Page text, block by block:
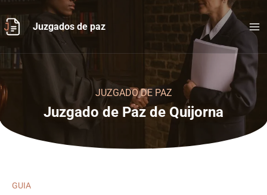
al
contenido
Juzgados de paz
JUZGADO DE PAZ
Juzgado de Paz de Quijorna
GUIA